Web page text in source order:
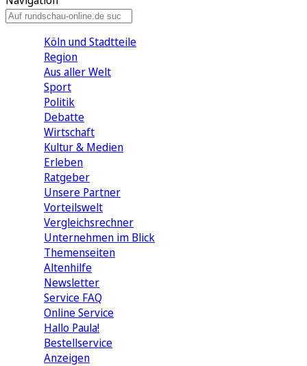
Köln und Stadtteile
Region
Aus aller Welt
Sport
Politik
Debatte
Wirtschaft
Kultur & Medien
Erleben
Ratgeber
Unsere Partner
Vorteilswelt
Vergleichsrechner
Unternehmen im Blick
Themenseiten
Altenhilfe
Newsletter
Service FAQ
Online Service
Hallo Paula!
Bestellservice
Anzeigen